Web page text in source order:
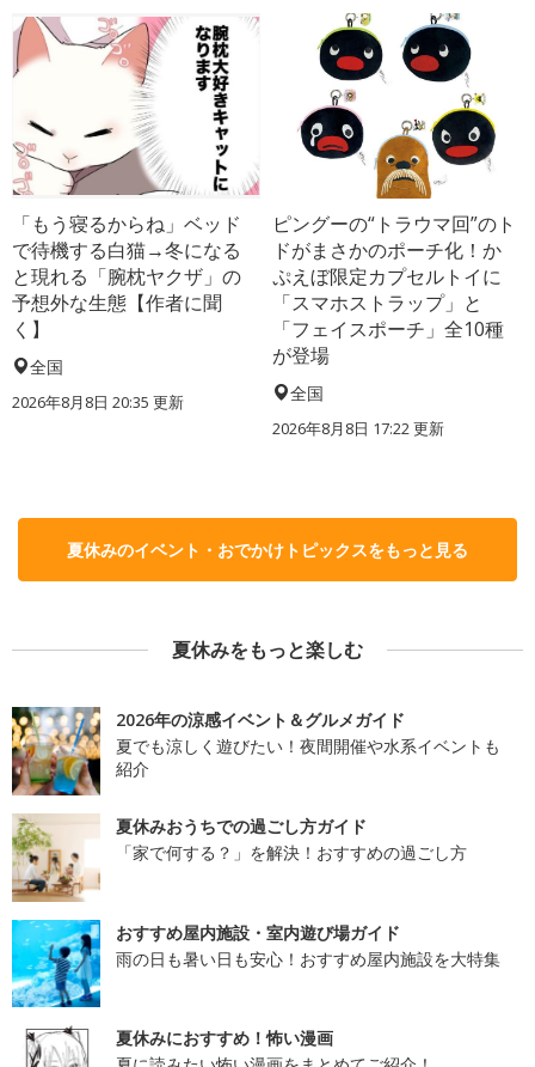
「もう寝るからね」ベッド
で待機する白猫→冬になる
と現れる「腕枕ヤクザ」の
予想外な生態【作者に聞
く】
全国
2026年8月8日 20:35 更新
ピングーの“トラウマ回”のト
ドがまさかのポーチ化！か
ぷえぼ限定カプセルトイに
「スマホストラップ」と
「フェイスポーチ」全10種
が登場
全国
2026年8月8日 17:22更新
夏休みのイベント・おでかけトピックスをもっと見る
夏休みをもっと楽しむ
2026年の涼感イベント＆グルメガイド
夏でも涼しく遊びたい！夜間開催や水系イベントも
紹介
夏休みおうちでの過ごし方ガイド
「家で何する？」を解決！おすすめの過ごし方
おすすめ屋内施設・室内遊び場ガイド
雨の日も暑い日も安心！おすすめ屋内施設を大特集
夏休みにおすすめ！怖い漫画